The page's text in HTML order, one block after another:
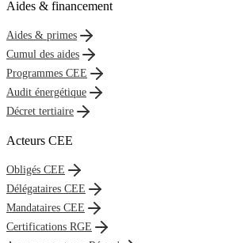
Aides & financement
Aides & primes
Cumul des aides
Programmes CEE
Audit énergétique
Décret tertiaire
Acteurs CEE
Obligés CEE
Délégataires CEE
Mandataires CEE
Certifications RGE